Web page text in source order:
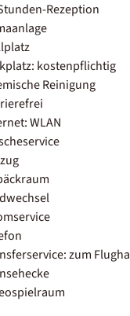
Rezeption
kostenpflichtig
Reinigung
WLAN
zum